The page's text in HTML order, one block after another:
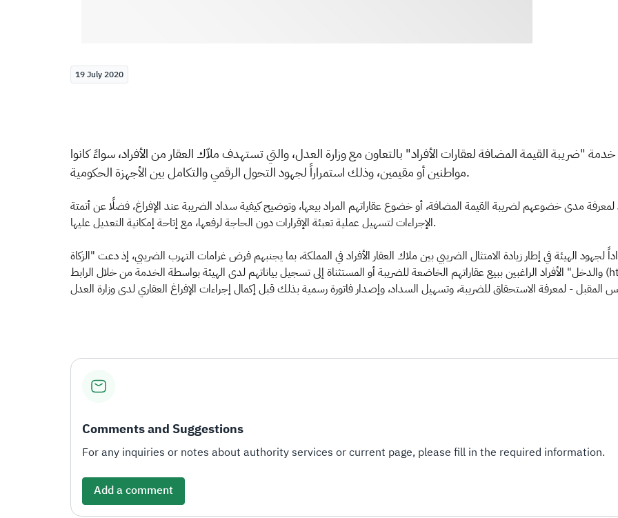
19 July 2020
"ضريبة القيمة المضافة لعقارات الأفراد" بالتعاون مع وزارة العدل، والتي تستهدف ملاّك العقار من الأفراد، سواءً كانوا
مواطنين أو مقيمين، وذلك استمراراً لجهود التحول الرقمي والتكامل بين الأجهزة الحكومية.
مدى خضوعهم لضريبة القيمة المضافة، أو خضوع عقاراتهم المراد بيعها، وتوضيح كيفية سداد الضريبة عند الإفراغ، فضلًا عن أتمتة
الإجراءات لتسهيل عملية تعبئة الإقرارات دون الحاجة لرفعها، مع إتاحة إمكانية التعديل عليها.
لجهود الهيئة في إطار زيادة الامتثال الضريبي بين ملاك العقار الأفراد في المملكة، بما يجنبهم فرض غرامات التهرب الضريبي، إذ دعت "الزكاة
والدخل" الأفراد الراغبين ببيع عقاراتهم الخاضعة للضريبة أو المستثناة إلى تسجيل بياناتهم لدى الهيئة بواسطة الخدمة من خلال الرابط (https://bit.ly/2O0Hhng )، حيث يعتبر التسجيل خطوة
Comments and Suggestions
For any inquiries or notes about authority services or current page, please fill in the required information.
Add a comment